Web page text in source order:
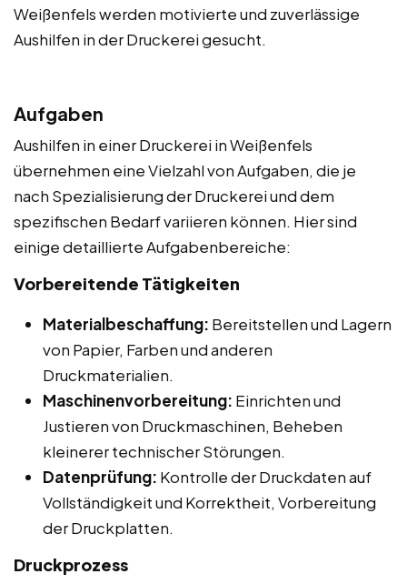
Weißenfels werden motivierte und zuverlässige
Aushilfen in der Druckerei gesucht.
Aufgaben
Aushilfen in einer Druckerei in Weißenfels
übernehmen eine Vielzahl von Aufgaben, die je
nach Spezialisierung der Druckerei und dem
spezifischen Bedarf variieren können. Hier sind
einige detaillierte Aufgabenbereiche:
Vorbereitende Tätigkeiten
Materialbeschaffung: Bereitstellen und Lagern
von Papier, Farben und anderen
Druckmaterialien.
Maschinenvorbereitung: Einrichten und
Justieren von Druckmaschinen, Beheben
kleinerer technischer Störungen.
Datenprüfung: Kontrolle der Druckdaten auf
Vollständigkeit und Korrektheit, Vorbereitung
der Druckplatten.
Druckprozess